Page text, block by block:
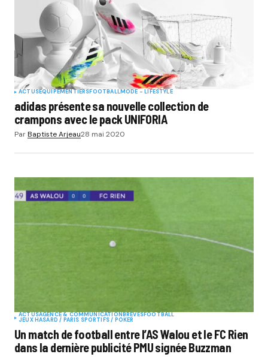
ACTUSEQUIPEMENTIERSFOOTBALLMODE - LIFESTYLE
adidas présente sa nouvelle collection de
crampons avec le pack UNIFORIA
ParBaptiste Arjeau28 mai 2020
ACTUSAGENCE & COMMUNICATIONBRÈVESFOOTBALL
JEUX HASARD / PARIS SPORTIFS / POKER
Un match de football entre l’AS Walou et le FC Rien
dans la dernière publicité PMU signée Buzzman